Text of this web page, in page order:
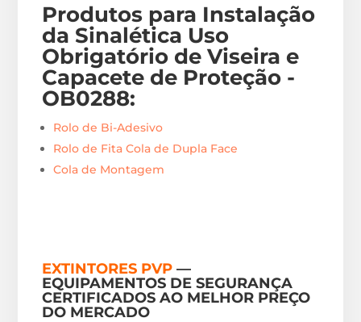
Produtos para Instalação
da Sinalética Uso
Obrigatório de Viseira e
Capacete de Proteção -
OB0288:
Rolo de Bi-Adesivo
Rolo de Fita Cola de Dupla Face
Cola de Montagem
EXTINTORES PVP —
EQUIPAMENTOS DE SEGURANÇA
CERTIFICADOS AO MELHOR PREÇO
DO MERCADO